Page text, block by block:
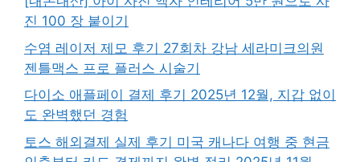
진 100 장 붙이기
수염 레이저 제모 후기 27회차 강남 세라미크의원
젠틀맥스 프로 플러스 시술기
다이소 애플페이 결제 후기 2025년 12월, 지갑 없이
도 완벽했던 경험
토스 해외결제 실제 후기 미국 캐나다 여행 중 현금